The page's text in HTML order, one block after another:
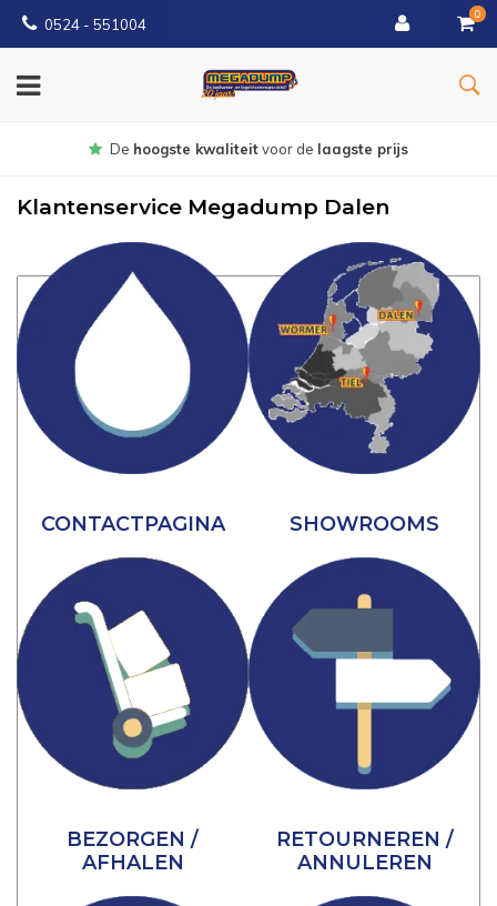
0524 - 551004
0
Gratisbezorgd vanaf €150
Klantenservice Megadump Dalen
CONTACTPAGINA SHOWROOMS
BEZORGEN /
AFHALEN
RETOURNEREN /
ANNULEREN